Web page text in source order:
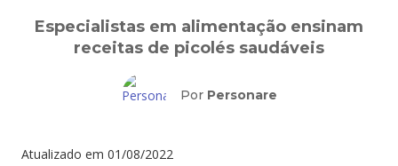
Especialistas em alimentação ensinam
receitas de picolés saudáveis
Por Personare
Atualizado em 01/08/2022